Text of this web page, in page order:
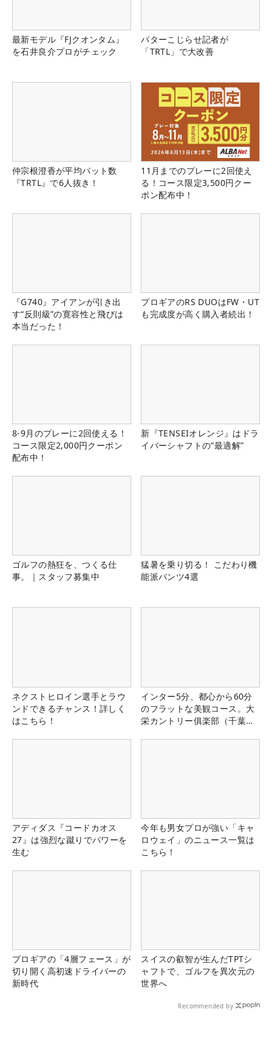
最新モデル『FJクオンタム』
を石井良介プロがチェック
パターこじらせ記者が
「TRTL」で大改善
仲宗根澄香が平均パット数
『TRTL』で6人抜き！
11月までのプレーに2回使え
る！コース限定3,500円クー
ポン配布中！
『G740』アイアンが引き出
す“反則級”の寛容性と飛びは
本当だった！
プロギアのRS DUOはFW・UT
も完成度が高く購入者続出！
8-9月のプレーに2回使える！
コース限定2,000円クーポン
配布中！
新『TENSEIオレンジ』はドラ
イバーシャフトの“最適解”
ゴルフの熱狂を、つくる仕
事。｜スタッフ募集中
猛暑を乗り切る！ こだわり機
能派パンツ4選
ネクストヒロイン選手とラウ
ンドできるチャンス！詳しく
はこちら！
インター5分、都心から60分
のフラットな美観コース。大
栄カントリー俱楽部（千葉
アディダス『コードカオス
27』は強烈な蹴りでパワーを
生む
今年も男女プロが強い「キャ
ロウェイ」のニュース一覧は
こちら！
プロギアの「4層フェース」が
切り開く高初速ドライバーの
新時代
スイスの叡智が生んだTPTシ
ャフトで、ゴルフを異次元の
世界へ
Recommended by